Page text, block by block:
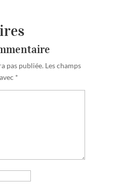
pas publiée. Les champs
*